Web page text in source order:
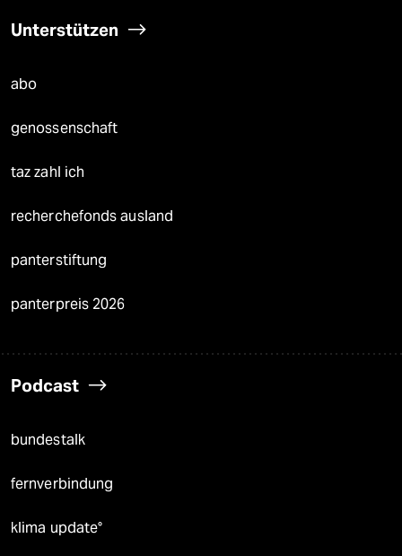
Unterstützen
abo
genossenschaft
taz zahl ich
recherchefonds ausland
panterstiftung
panterpreis 2026
Podcast
bundestalk
fernverbindung
klima update°